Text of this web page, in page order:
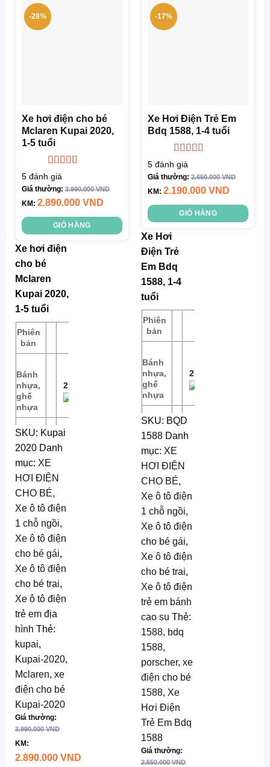
Trọng
Điều
khiển:
xa và
Chất
liệu:
Nhựa, Thép
năng:
2-7 km/h
Ắc quy
1h
TG Sạc:
khoảng
4-7h
Động
động cơ
Trọng
lượng
xe: 30 kg
Tải tối
đa
Kg
chân ga
Chất
liệu:
Nhựa,
Thép
Chức
năng:
đèn,
nhạc
-28%
Xe hơi điện cho bé
Mclaren Kupai 2020,
1-5 tuổi
Được xếp
hạng
sao
5đánh giá
Giá thường:3.990.000VND
KM: 2.890.000 VND
GIỎ HÀNG
Xe hơi điện
cho bé
Mclaren
Kupai 2020,
1-5 tuổi
Phiên
bản
Bánh
nhựa,
ghế
nhựa
2.890.000
Bánh
nhựa,
ghế
Mã:
Mclaren
Kupai
2020
Kt: D120
x R70 x
C60 cm
Chỗ
ngồi
rộng
40cm
Ắc quy
12V7AH
TG sử
SKU: Kupai
2020 Danh
mục: XE
HƠI ĐIỆN
CHO BÉ,
Xe ô tô điện
1 chỗ ngồi,
Xe ô tô điện
cho bé gái,
Xe ô tô điện
cho bé trai,
Xe ô tô điện
trẻ em địa
hình Thẻ:
kupai,
Kupai-2020,
Mclaren, xe
điện cho bé
Kupai-2020
Giá thường:
3.990.000VND
KM:
2.890.000 VND
-17%
Xe Hơi Điện Trẻ Em
Bdq 1588, 1-4 tuổi
Được xếp
hạng
sao
5đánh giá
Giá thường:2.650.000VND
KM: 2.190.000 VND
GIỎ HÀNG
Xe Hơi
Điện Trẻ
Em Bdq
1588, 1-4
tuổi
Phiên
bản
Bánh
nhựa,
ghế
nhựa
2.190.000
Bánh
cao
su,
da
Mã:
BQD
1588
: D108
x R55 x
C47 cm
Chỗ
ngồi
rộng:
37cm
Tốc độ:
2-7 km/h
Ắc quy
12V4.5AH
TG sử
dụng:
SKU: BQD
1588 Danh
mục: XE
HƠI ĐIỆN
CHO BÉ,
Xe ô tô điện
1 chỗ ngồi,
Xe ô tô điện
cho bé gái,
Xe ô tô điện
cho bé trai,
Xe ô tô điện
trẻ em bánh
cao su Thẻ:
1588, bdq
1588,
porscher, xe
điện cho bé
1588, Xe
Hơi Điện
Trẻ Em Bdq
1588
Giá thường:
2.650.000VND